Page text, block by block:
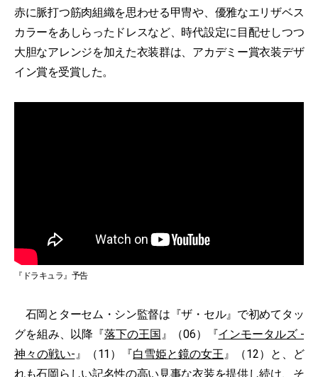
赤に脈打つ筋肉組織を思わせる甲冑や、優雅なエリザベス
カラーをあしらったドレスなど、時代設定に目配せしつつ
大胆なアレンジを加えた衣装群は、アカデミー賞衣装デザ
イン賞を受賞した。
『ドラキュラ』予告
石岡とターセム・シン監督は『ザ・セル』で初めてタッ
グを組み、以降『落下の王国 』（06）『インモータルズ -
神々の戦い- 』（11）『白雪姫と鏡の女王 』（12）と、ど
れも石岡らしい記名性の高い見事な衣装を提供し続け、そ